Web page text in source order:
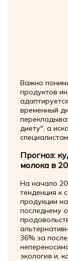
Важно
продуктов
временный
диету", а
Прогноз:
молока в
На начало
тенденция к
продукции
последнему
36% за
экология и,